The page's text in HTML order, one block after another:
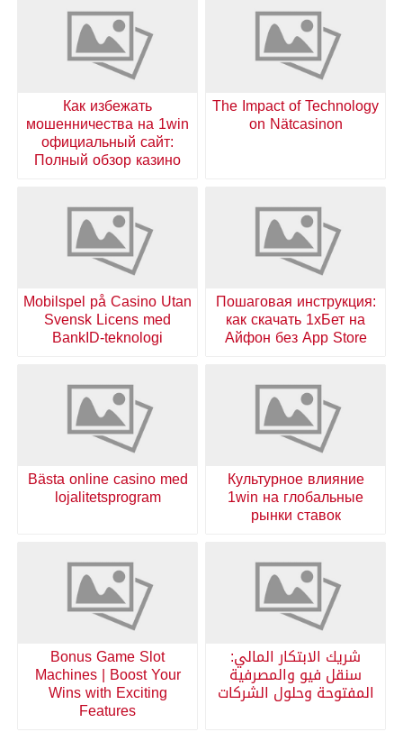
The Impact of Technology
on Nätcasinon
Как избежать
мошенничества на 1win
официальный сайт:
Полный обзор казино
Пошаговая инструкция:
как скачать 1хБет на
Айфон без App Store
Mobilspel på Casino Utan
Svensk Licens med
BankID-teknologi
Культурное влияние
1win на глобальные
рынки ставок
Bästa online casino med
lojalitetsprogram
شريك الابتكار المالي:
سنقل فيو والمصرفية
المفتوحة وحلول الشركات
Bonus Game Slot
Machines | Boost Your
Wins with Exciting
Features